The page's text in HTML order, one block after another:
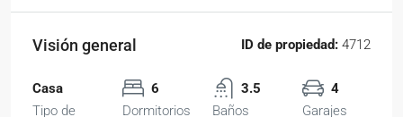
Visión general ID de propiedad: 4712
Casa
Tipo de
6
Dormitorios
3.5
Baños
4
Garajes